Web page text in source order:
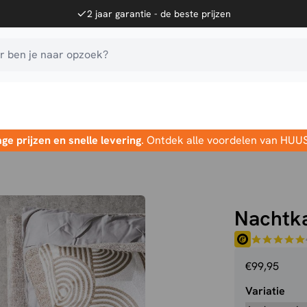
2 jaar garantie - de beste prijzen
ben je naar opzoek?
prijzen en snelle levering. Ontdek alle voordelen van
€99,95
Variatie